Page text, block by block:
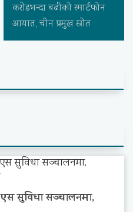
करोडभन्दा बढीको स्मार्टफोन
आयात, चीन प्रमुख स्रोत
सुविधा सञ्चालनमा,